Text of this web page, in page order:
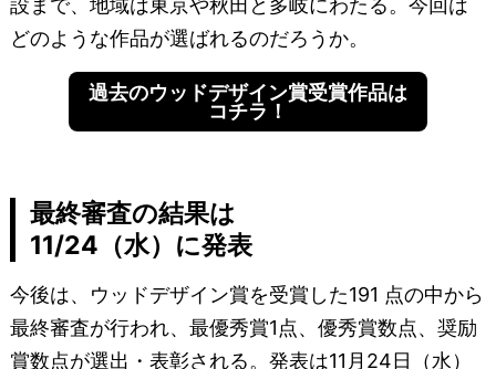
設まで、地域は東京や秋田と多岐にわたる。今回は
どのような作品が選ばれるのだろうか。
過去のウッドデザイン賞受賞作品は
コチラ！
最終審査の結果は
11/24（水）に発表
今後は、ウッドデザイン賞を受賞した191 点の中から
最終審査が行われ、最優秀賞1点、優秀賞数点、奨励
賞数点が選出・表彰される。発表は11月24日（水）